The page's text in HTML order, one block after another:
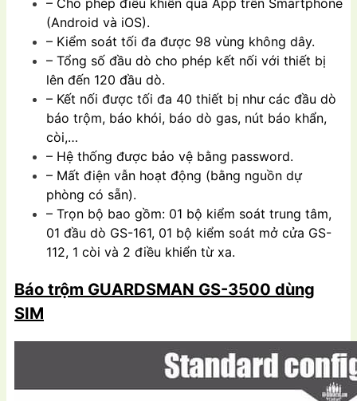
– Cho phép điều khiển qua App trên Smartphone
(Android và iOS).
– Kiểm soát tối đa được 98 vùng không dây.
– Tổng số đầu dò cho phép kết nối với thiết bị
lên đến 120 đầu dò.
– Kết nối được tối đa 40 thiết bị như các đầu dò
báo trộm, báo khói, báo dò gas, nút báo khẩn,
còi,…
– Hệ thống được bảo vệ bằng password.
– Mất điện vẫn hoạt động (bằng nguồn dự
phòng có sẵn).
– Trọn bộ bao gồm: 01 bộ kiểm soát trung tâm,
01 đầu dò GS-161, 01 bộ kiểm soát mở cửa GS-
112, 1 còi và 2 điều khiển từ xa.
Báo trộm GUARDSMAN GS-3500 dùng
SIM